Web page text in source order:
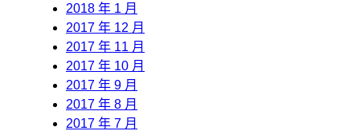
2018 年 1 月
2017 年 12 月
2017 年 11 月
2017 年 10 月
2017 年 9 月
2017 年 8 月
2017 年 7 月